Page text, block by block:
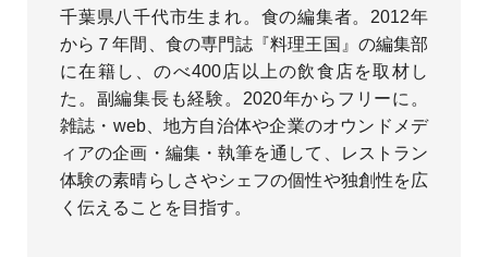
千葉県八千代市生まれ。食の編集者。2012年
から７年間、食の専門誌『料理王国』の編集部
に在籍し、のべ400店以上の飲食店を取材し
た。副編集長も経験。2020年からフリーに。
雑誌・web、地方自治体や企業のオウンドメデ
ィアの企画・編集・執筆を通して、レストラン
体験の素晴らしさやシェフの個性や独創性を広
く伝えることを目指す。